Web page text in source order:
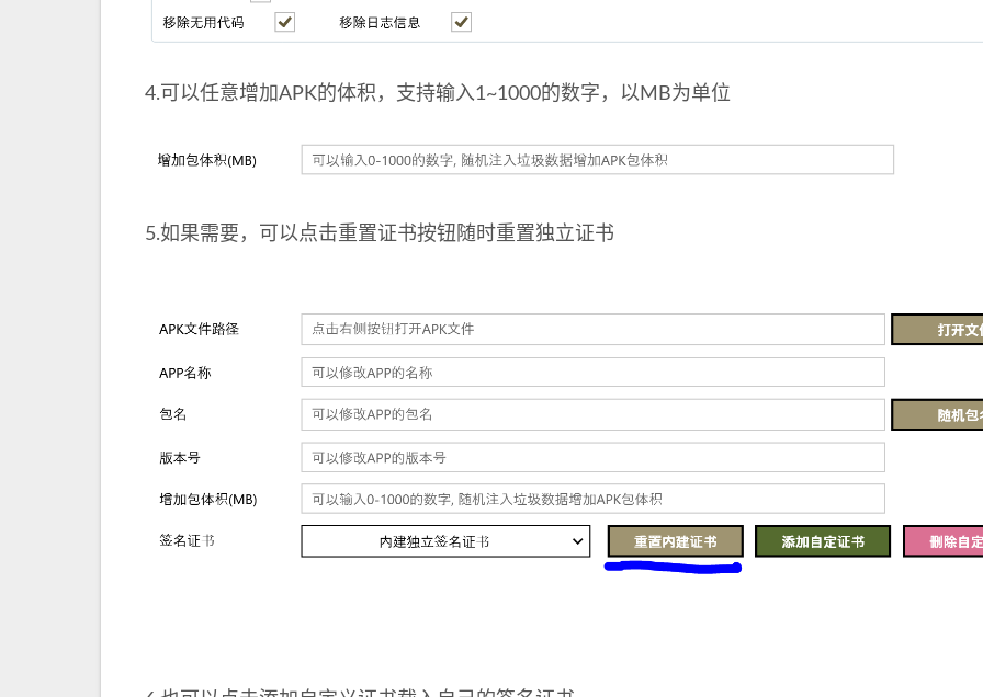
4.可以任意增加APK的体积，支持输入1~1000的数字，以MB为单位
5.如果需要，可以点击重置证书按钮随时重置独立证书